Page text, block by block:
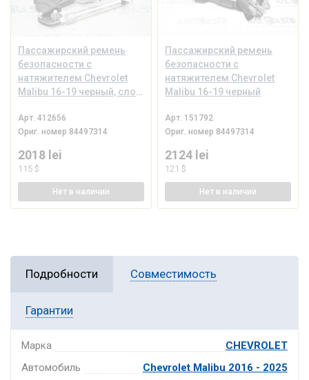
Пассажирский ремень
безопасности с
натяжителем Chevrolet
Malibu 16-19 черный, слом
Арт.412656
Ориг. номер 84497314
2018 lei
115 $
Нет в наличии
Пассажирский ремень
безопасности с
натяжителем Chevrolet
Malibu 16-19 черный
Арт. 151792
Ориг. номер 84497314
2124 lei
121 $
Нет в наличии
Подробности Совместимость
Гарантии
Марка
CHEVROLET
Автомобиль
Chevrolet Malibu 2016 - 2025